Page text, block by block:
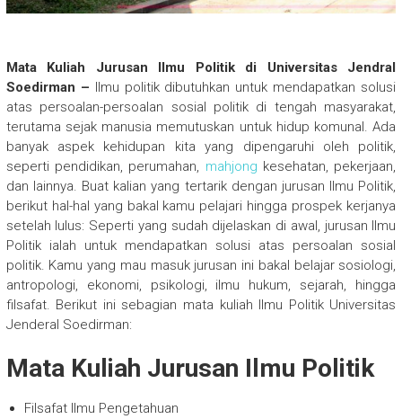
Mata Kuliah Jurusan Ilmu Politik di Universitas Jendral
Soedirman – Ilmu politik dibutuhkan untuk mendapatkan solusi
atas persoalan-persoalan sosial politik di tengah masyarakat,
terutama sejak manusia memutuskan untuk hidup komunal. Ada
banyak aspek kehidupan kita yang dipengaruhi oleh politik,
seperti pendidikan, perumahan, mahjong kesehatan, pekerjaan,
dan lainnya. Buat kalian yang tertarik dengan jurusan Ilmu Politik,
berikut hal-hal yang bakal kamu pelajari hingga prospek kerjanya
setelah lulus: Seperti yang sudah dijelaskan di awal, jurusan Ilmu
Politik ialah untuk mendapatkan solusi atas persoalan sosial
politik. Kamu yang mau masuk jurusan ini bakal belajar sosiologi,
antropologi, ekonomi, psikologi, ilmu hukum, sejarah, hingga
filsafat. Berikut ini sebagian mata kuliah Ilmu Politik Universitas
Jenderal Soedirman:
Mata Kuliah Jurusan Ilmu Politik
Filsafat Ilmu Pengetahuan